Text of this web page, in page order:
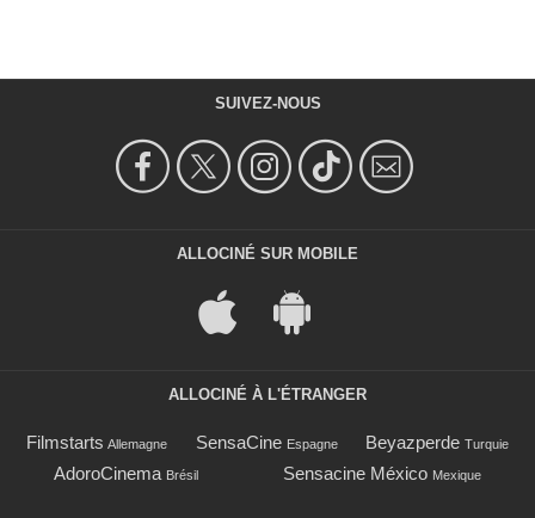
SUIVEZ-NOUS
ALLOCINÉ SUR MOBILE
ALLOCINÉ À L'ÉTRANGER
Filmstarts Allemagne SensaCine Espagne Beyazperde Turquie
AdoroCinema Brésil Sensacine México Mexique